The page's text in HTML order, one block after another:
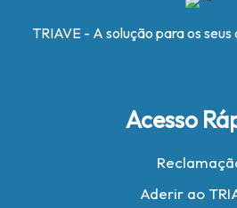
TRIAVE - A solução para os
Acesso
Aderir ao